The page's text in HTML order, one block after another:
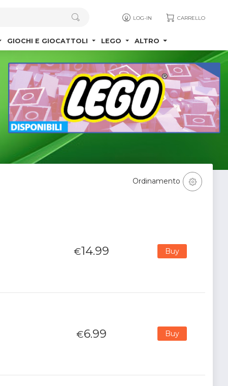
LOG-IN CARRELLO
GIOCHI E GIOCATTOLI LEGO ALTRO
Ordinamento
€14.99 Buy
€6.99 Buy